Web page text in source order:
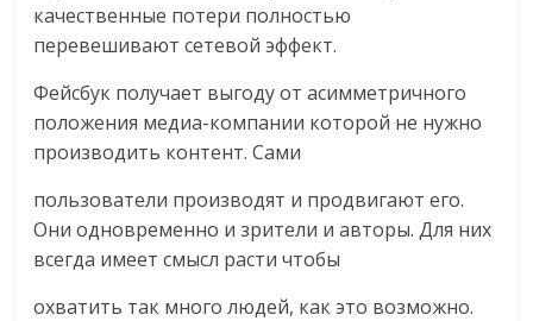
качественные потери полностью
перевешивают сетевой эффект.
Фейсбук получает выгоду от асимметричного
положения медиа-компании которой не нужно
производить контент. Сами
пользователи производят и продвигают его.
Они одновременно и зрители и авторы. Для них
всегда имеет смысл расти чтобы
охватить так много людей, как это возможно.